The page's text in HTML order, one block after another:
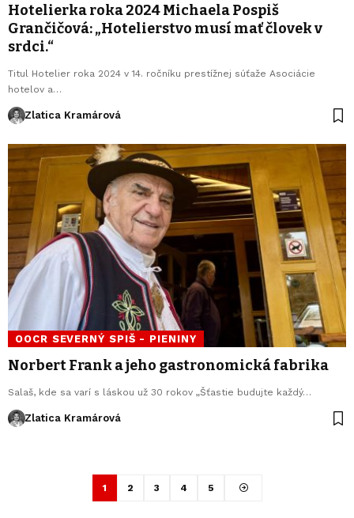
Hotelierka roka 2024 Michaela Pospiš
Grančičová: „Hotelierstvo musí mať človek v
srdci.“
Titul Hotelier roka 2024 v 14. ročníku prestížnej súťaže Asociácie
hotelov a…
Zlatica Kramárová
OOCR SEVERNÝ SPIŠ - PIENINY
Norbert Frank a jeho gastronomická fabrika
Salaš, kde sa varí s láskou už 30 rokov „Šťastie budujte každý…
Zlatica Kramárová
1 2 3 4 5